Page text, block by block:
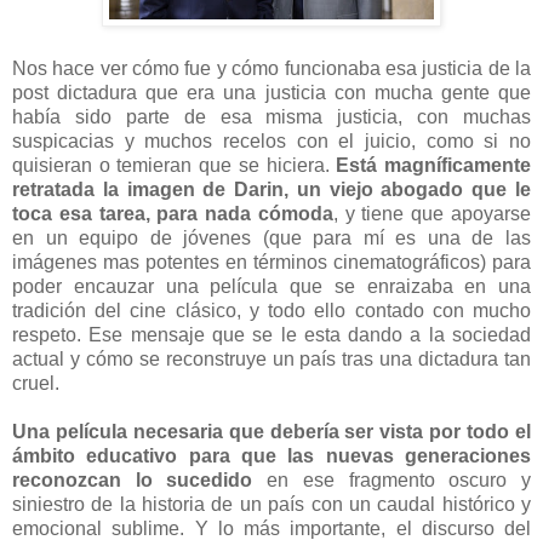
Nos hace ver cómo fue y cómo funcionaba esa justicia de la
post dictadura que era una justicia con mucha gente que
había sido parte de esa misma justicia, con muchas
suspicacias y muchos recelos con el juicio, como si no
quisieran o temieran que se hiciera. Está magníficamente
retratada la imagen de Darin, un viejo abogado que le
toca esa tarea, para nada cómoda, y tiene que apoyarse
en un equipo de jóvenes (que para mí es una de las
imágenes mas potentes en términos cinematográficos) para
poder encauzar una película que se enraizaba en una
tradición del cine clásico, y todo ello contado con mucho
respeto. Ese mensaje que se le esta dando a la sociedad
actual y cómo se reconstruye un país tras una dictadura tan
cruel.
Una película necesaria que debería ser vista por todo el
ámbito educativo para que las nuevas generaciones
reconozcan lo sucedido en ese fragmento oscuro y
siniestro de la historia de un país con un caudal histórico y
emocional sublime. Y lo más importante, el discurso del